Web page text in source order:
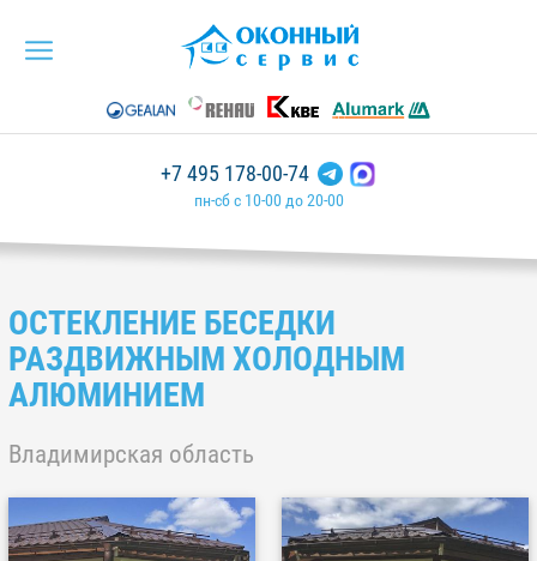
+7 495 178-00-74
пн-сб с 10-00 до 20-00
ОСТЕКЛЕНИЕ БЕСЕДКИ
РАЗДВИЖНЫМ ХОЛОДНЫМ
АЛЮМИНИЕМ
Владимирская область